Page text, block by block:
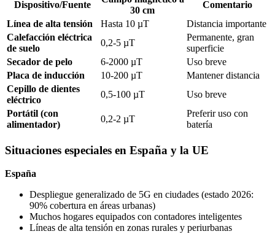
Dispositivo/Fuente
30 cm
Comentario
Línea de alta tensión
Hasta 10 µT
Distancia importante
Calefacción eléctrica
de suelo
0,2-5 µT
Permanente, gran
superficie
Secador de pelo
6-2000 µT
Uso breve
Placa de inducción
10-200 µT
Mantener distancia
Cepillo de dientes
eléctrico
0,5-100 µT
Uso breve
Portátil (con
alimentador)
0,2-2 µT
Preferir uso con
batería
Situaciones especiales en España y la UE
España
Despliegue generalizado de 5G en ciudades (estado 2026:
90% cobertura en áreas urbanas)
Muchos hogares equipados con contadores inteligentes
Líneas de alta tensión en zonas rurales y periurbanas